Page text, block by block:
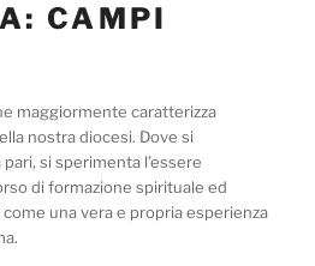
CAMPI
maggiormente caratterizza
nostra diocesi. Dove si
si sperimenta l’essere
di formazione spirituale ed
una vera e propria esperienza